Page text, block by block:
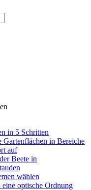
in 5 Schritten
Gartenflächen in Bereiche
auf
Beete in
wählen
optische Ordnung